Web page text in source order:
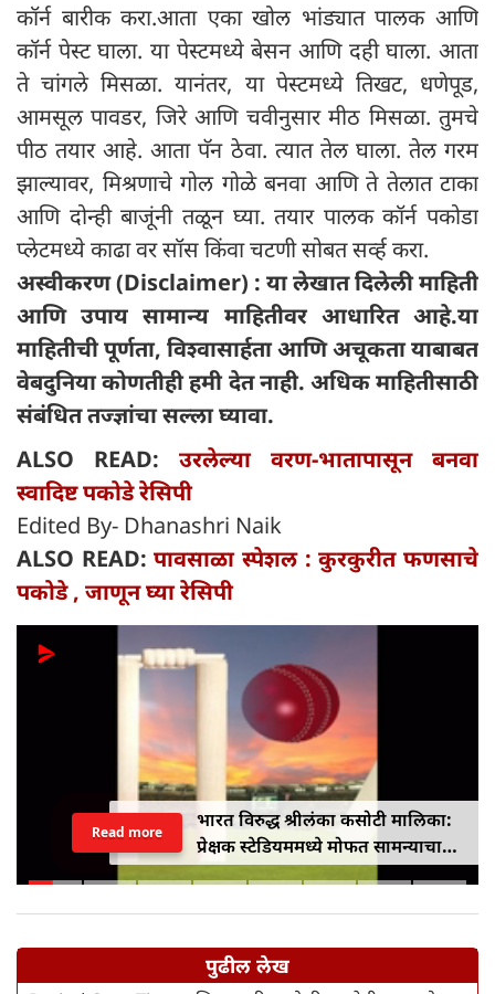
कॉर्न बारीक करा.आता एका खोल भांड्यात पालक आणि
कॉर्न पेस्ट घाला. या पेस्टमध्ये बेसन आणि दही घाला. आता
ते चांगले मिसळा. यानंतर, या पेस्टमध्ये तिखट, धणेपूड,
आमसूल पावडर, जिरे आणि चवीनुसार मीठ मिसळा. तुमचे
पीठ तयार आहे. आता पॅन ठेवा. त्यात तेल घाला. तेल गरम
झाल्यावर, मिश्रणाचे गोल गोळे बनवा आणि ते तेलात टाका
आणि दोन्ही बाजूंनी तळून घ्या. तयार पालक कॉर्न पकोडा
प्लेटमध्ये काढा वर सॉस किंवा चटणी सोबत सर्व्ह करा.
अस्वीकरण (Disclaimer) : या लेखात दिलेली माहिती
आणि उपाय सामान्य माहितीवर आधारित आहे.या
माहितीची पूर्णता, विश्वासार्हता आणि अचूकता याबाबत
वेबदुनिया कोणतीही हमी देत ​​नाही. अधिक माहितीसाठी
संबंधित तज्ज्ञांचा सल्ला घ्यावा.
ALSO READ: उरलेल्या वरण-भातापासून बनवा
स्वादिष्ट पकोडे रेसिपी
Edited By- Dhanashri Naik
ALSO READ:पावसाळा स्पेशल : कुरकुरीत फणसाचे
पकोडे , जाणून घ्या रेसिपी
भारत विरुद्ध श्रीलंका कसोटी मालिका:
प्रेक्षक स्टेडियममध्ये मोफत सामन्याचा
आनंद घेऊ शकतात
Read more
पुढील लेख